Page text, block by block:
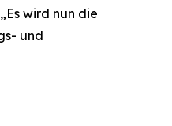
wird nun die
und